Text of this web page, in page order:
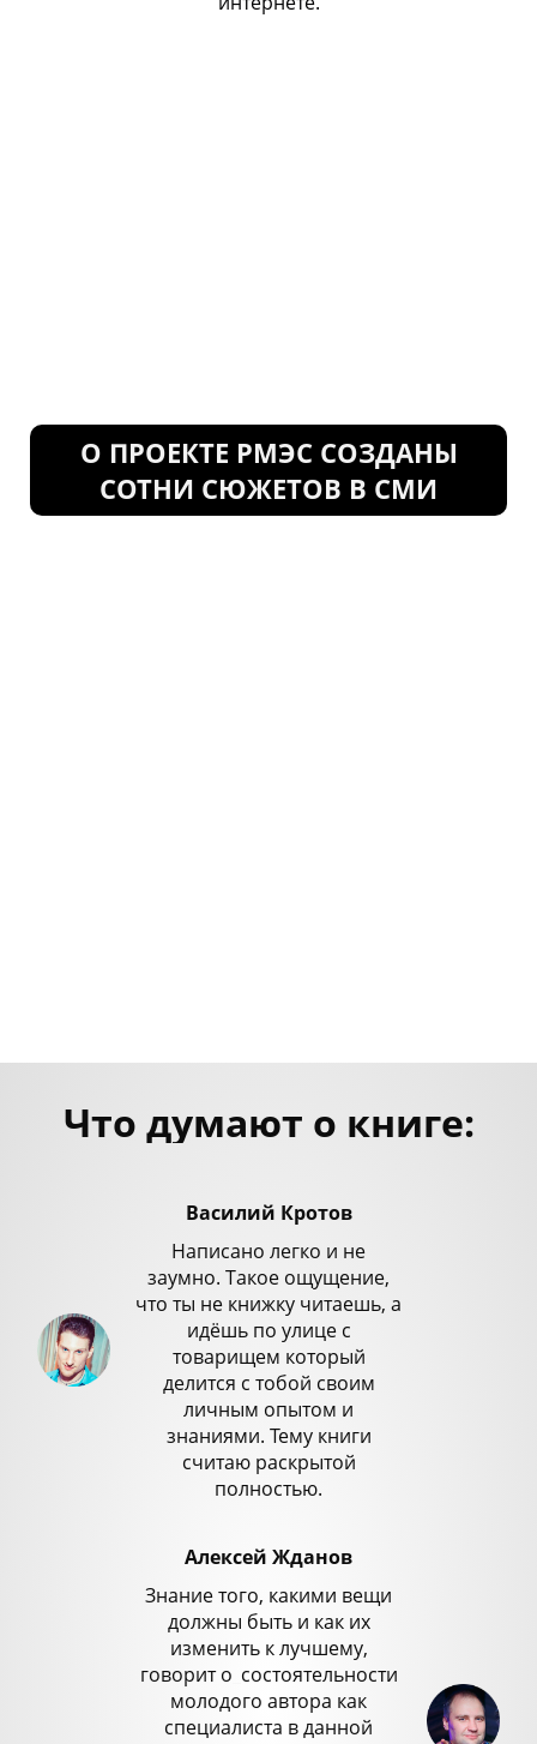
О ПРОЕКТЕ РМЭС СОЗДАНЫ
СОТНИ СЮЖЕТОВ В СМИ
Что думают о книге:
Василий Кротов
Написано легко и не
заумно. Такое ощущение,
что ты не книжку читаешь, а
идёшь по улице с
товарищем который
делится с тобой своим
личным опытом и
знаниями. Тему книги
считаю раскрытой
полностью.
Алексей Жданов
Знание того, какими вещи
должны быть и как их
изменить к лучшему,
говорит о состоятельности
молодого автора как
специалиста в данной